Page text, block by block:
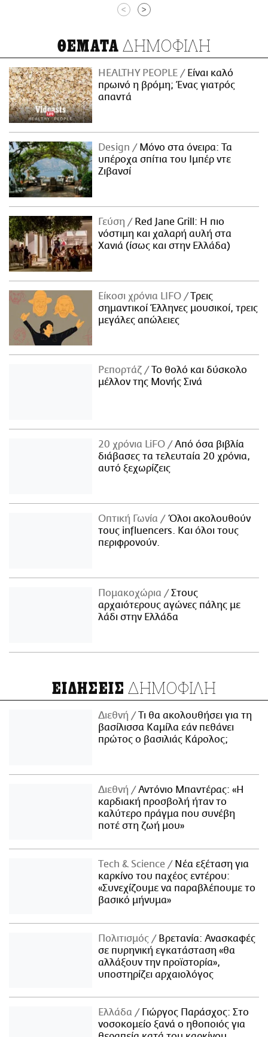
< >
ΘΕΜΑΤΑ ΔΗΜΟΦΙΛΗ
HEALTHY PEOPLE
Είναι καλό
πρωινό η βρόμη; Ένας γιατρός
απαντά
Design
Μόνο στα όνειρα: Τα
υπέροχα σπίτια του Ιμπέρ ντε
Ζιβανσί
Γεύση
Red Jane Grill: Η πιο
νόστιμη και χαλαρή αυλή στα
Χανιά (ίσως και στην Ελλάδα)
Είκοσι χρόνια LIFO
Tρεις
σημαντικοί Έλληνες μουσικοί, τρεις
μεγάλες απώλειες
Ρεπορτάζ
Το θολό και δύσκολο
μέλλον της Μονής Σινά
20 χρόνια LiFO
Από όσα βιβλία
διάβασες τα τελευταία 20 χρόνια,
αυτό ξεχωρίζεις
Οπτική Γωνία
Όλοι ακολουθούν
τους influencers. Και όλοι τους
περιφρονούν.
Πομακοχώρια
Στους
αρχαιότερους αγώνες πάλης με
λάδι στην Ελλάδα
ΕΙΔΗΣΕΙΣ ΔΗΜΟΦΙΛΗ
Διεθνή
Τι θα ακολουθήσει για τη
βασίλισσα Καμίλα εάν πεθάνει
πρώτος ο βασιλιάς Κάρολος;
Διεθνή
Αντόνιο Μπαντέρας: «Η
καρδιακή προσβολή ήταν το
καλύτερο πράγμα που συνέβη
ποτέ στη ζωή μου»
Τech & Science
Νέα εξέταση για
καρκίνο του παχέος εντέρου:
«Συνεχίζουμε να παραβλέπουμε το
βασικό μήνυμα»
Πολιτισμός
Βρετανία: Ανασκαφές
σε πυρηνική εγκατάσταση «θα
αλλάξουν την προϊστορία»,
υποστηρίζει αρχαιολόγος
Ελλάδα
Γιώργος Παράσχος: Στο
νοσοκομείο ξανά ο ηθοποιός για